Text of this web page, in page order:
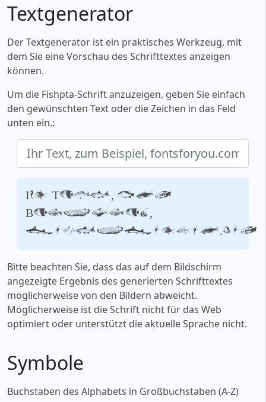
Textgenerator
Der Textgenerator ist ein praktisches Werkzeug, mit
dem Sie eine Vorschau des Schrifttextes anzeigen
können.
Um die Fishpta-Schrift anzuzeigen, geben Sie einfach
den gewünschten Text oder die Zeichen in das Feld
unten ein.:
Ihr Text, zum
Beispiel,
fontsforyou.com
Bitte beachten Sie, dass das auf dem Bildschirm
angezeigte Ergebnis des generierten Schrifttextes
möglicherweise von den Bildern abweicht.
Möglicherweise ist die Schrift nicht für das Web
optimiert oder unterstützt die aktuelle Sprache nicht.
Symbole
Buchstaben des Alphabets in Großbuchstaben (A-Z)